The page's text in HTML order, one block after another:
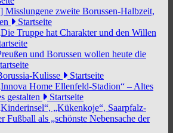
Misslungene zweite Borussen-Halbzeit,
Startseite
Truppe hat Charakter und den Willen
und Borussen wollen heute die
Kulisse
Startseite
Home Ellenfeld-Stadion“ – Altes
gestalten
Startseite
„Kükenkoje“, Saarpfalz-
Fußball als „schönste Nebensache der